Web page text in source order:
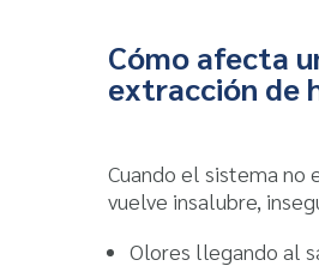
Cómo afecta
extracción de
Cuando el sistema no
vuelve insalubre,
Olores llegando al